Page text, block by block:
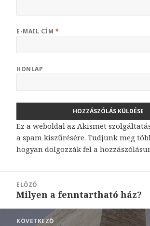
E-MAIL CÍM *
HONLAP
Ez a weboldal az Akismet
a spam kiszűrésére.Tudjunk meg
hogyan dolgozzák fel a
navigáció
ELŐZŐ
Korábbi
bejegyzések:
Milyen a fenntartható ház?
KÖVETKEZŐ